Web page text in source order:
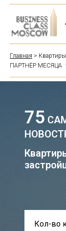
Главная > Квартиры
ПАРТНЁР МЕСЯЦА
75